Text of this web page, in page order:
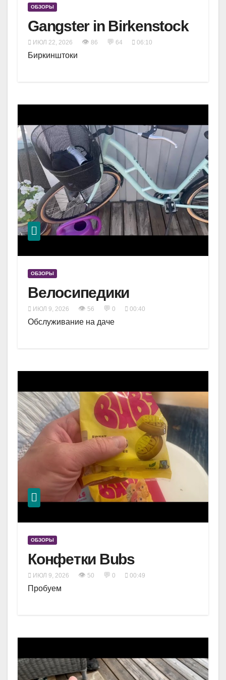
ОБЗОРЫ
Gangster in Birkenstock
ИЮЛ 22, 2026 👁 86 💬 64 06:10
Биркинштоки
ОБЗОРЫ
Велосипедики
ИЮЛ 9, 2026 👁 56 💬 0 00:40
Обслуживание на даче
ОБЗОРЫ
Конфетки Bubs
ИЮЛ 9, 2026 👁 50 💬 0 00:49
Пробуем